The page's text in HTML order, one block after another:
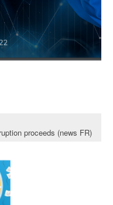
proceeds (news FR)